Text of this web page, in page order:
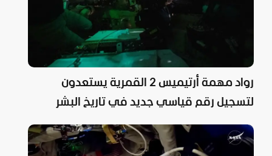
رواد مهمة أرتيميس 2 القمرية يستعدون
لتسجيل رقم قياسي جديد في تاريخ البشر